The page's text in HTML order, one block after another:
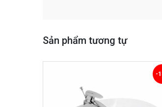
Sản phẩm tương tự
-